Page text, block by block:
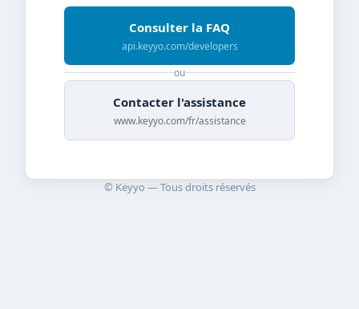
Consulter la FAQ
api.keyyo.com/developers
ou
Contacter l'assistance
www.keyyo.com/fr/assistance
© Keyyo — Tous droits réservés